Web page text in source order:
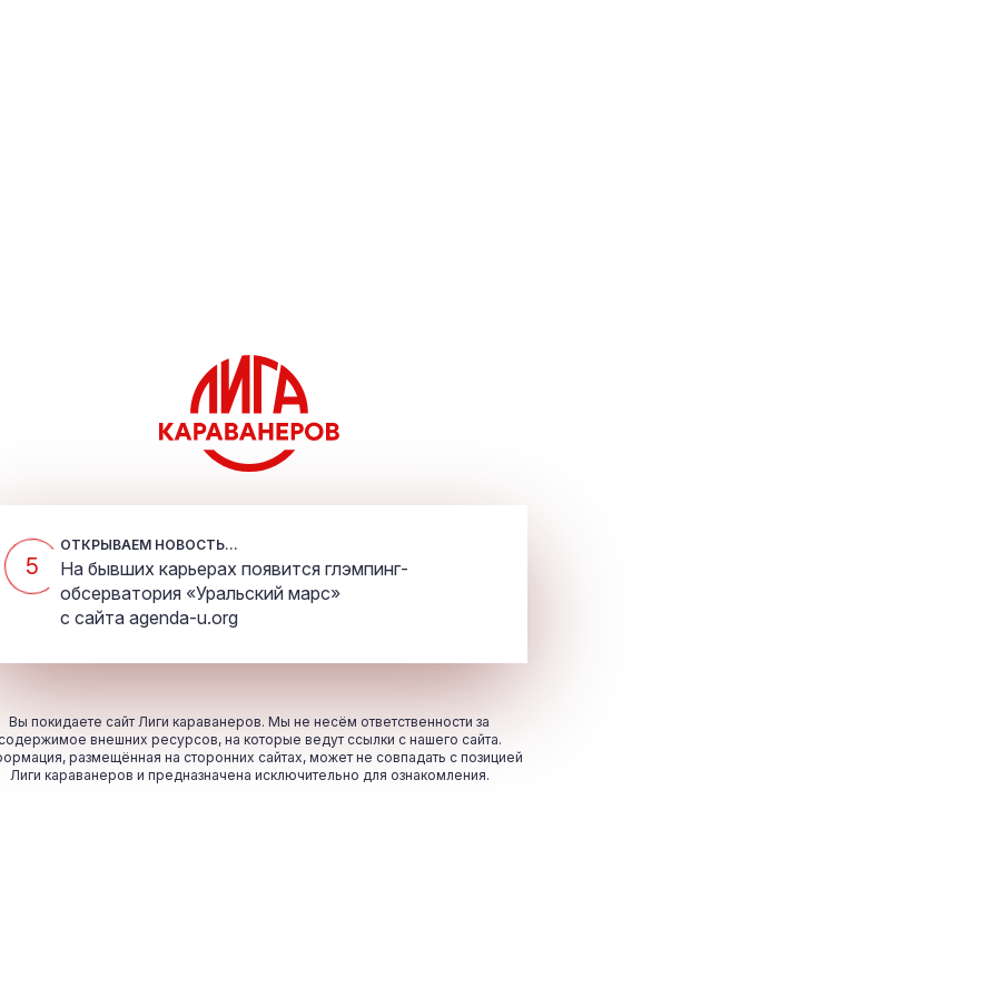
5
ОТКРЫВАЕМ НОВОСТЬ...
На бывших карьерах появится глэмпинг-
обсерватория «Уральский марс»
с сайта agenda-u.org
Вы покидаете сайт Лиги караванеров. Мы не несём ответственности за
внешних ресурсов, на которые ведут ссылки с нашего сайта.
размещённая на сторонних сайтах, может не совпадать с позицией
Лиги караванеров и предназначена исключительно для ознакомления.